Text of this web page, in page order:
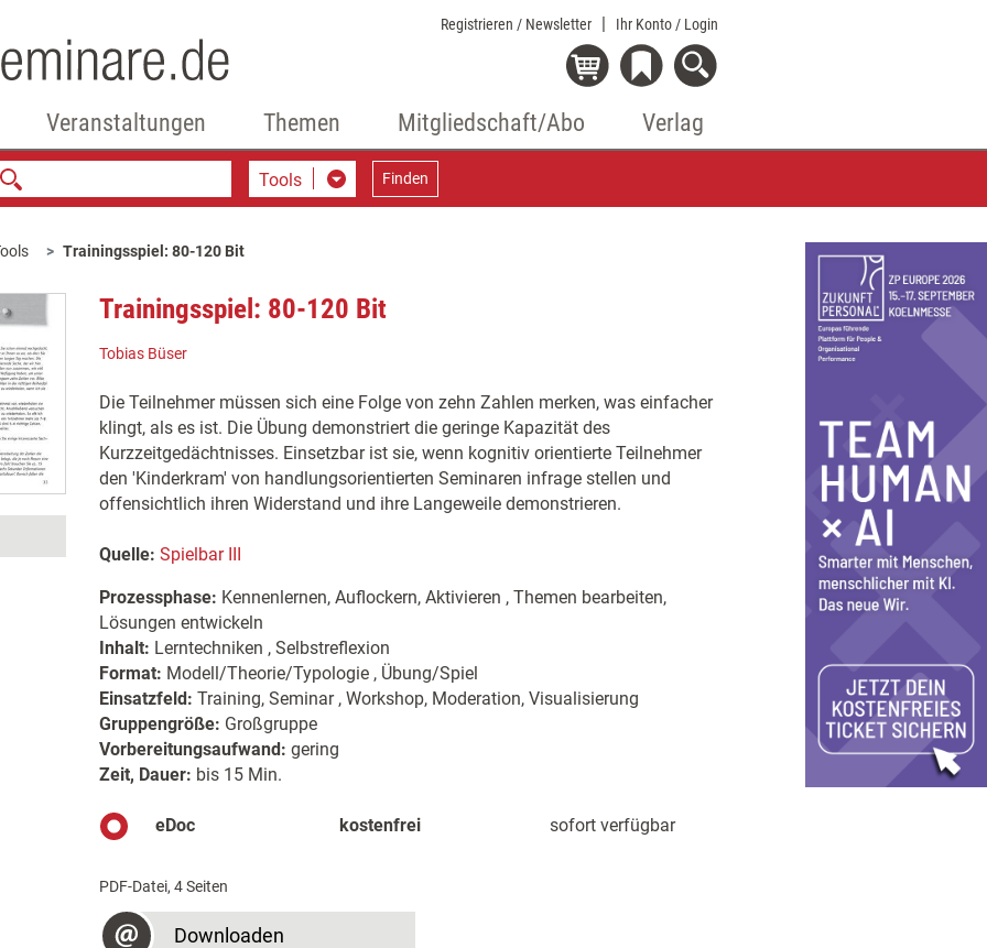
Registrieren / Newsletter Ihr Konto / Login
Veranstaltungen Themen Mitgliedschaft/Abo Verlag
Tools Finden
Trainingsspiel: 80-120 Bit
Trainingsspiel: 80-120 Bit
Tobias Büser
Die Teilnehmer müssen sich eine Folge von zehn Zahlen merken, was einfacher
klingt, als es ist. Die Übung demonstriert die geringe Kapazität des
Kurzzeitgedächtnisses. Einsetzbar ist sie, wenn kognitiv orientierte Teilnehmer
den 'Kinderkram' von handlungsorientierten Seminaren infrage stellen und
offensichtlich ihren Widerstand und ihre Langeweile demonstrieren.
Quelle: Spielbar III
Prozessphase: Kennenlernen, Auflockern, Aktivieren , Themen bearbeiten,
Lösungen entwickeln
Inhalt: Lerntechniken , Selbstreflexion
Format: Modell/Theorie/Typologie , Übung/Spiel
Einsatzfeld: Training, Seminar , Workshop, Moderation, Visualisierung
Gruppengröße: Großgruppe
Vorbereitungsaufwand: gering
Zeit, Dauer: bis 15 Min.
eDoc kostenfrei sofort verfügbar
PDF-Datei, 4 Seiten
Downloaden